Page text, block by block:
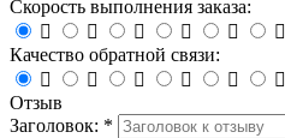
Скорость выполнения заказа:

    
Качество обратной связи:

    
Отзыв
Заголовок: *